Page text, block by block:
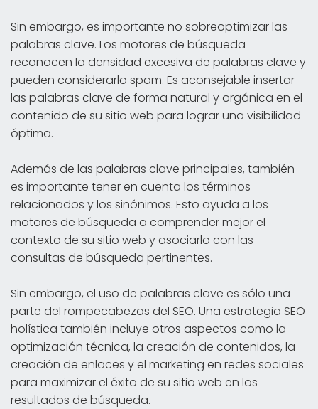
Sin embargo, es importante no sobreoptimizar las
palabras clave. Los motores de búsqueda
reconocen la densidad excesiva de palabras clave y
pueden considerarlo spam. Es aconsejable insertar
las palabras clave de forma natural y orgánica en el
contenido de su sitio web para lograr una visibilidad
óptima.
Además de las palabras clave principales, también
es importante tener en cuenta los términos
relacionados y los sinónimos. Esto ayuda a los
motores de búsqueda a comprender mejor el
contexto de su sitio web y asociarlo con las
consultas de búsqueda pertinentes.
Sin embargo, el uso de palabras clave es sólo una
parte del rompecabezas del SEO. Una estrategia SEO
holística también incluye otros aspectos como la
optimización técnica, la creación de contenidos, la
creación de enlaces y el marketing en redes sociales
para maximizar el éxito de su sitio web en los
resultados de búsqueda.